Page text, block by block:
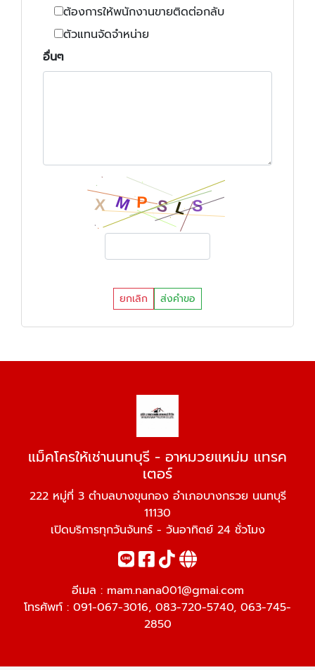
ต้องการให้พนักงานขายติดต่อกลับ
ตัวแทนจัดจำหน่าย
อื่นๆ
ยกเลิก ส่งคำขอ
แม็คโครให้เช่านนทบุรี - อาหมวยแหม่ม แทรค
เตอร์
222 หมู่ที่ 3 ตำบลบางขุนกอง อำเภอบางกรวย นนทบุรี
11130
เปิดบริการทุกวันจันทร์ - วันอาทิตย์ 24 ชั่วโมง
อีเมล : mam.nana001@gmai.com
โทรศัพท์ : 091-067-3016, 083-720-5740, 063-745-
2850